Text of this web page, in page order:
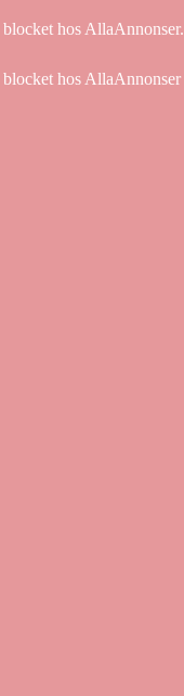
hos AllaAnnonser.
hos AllaAnnonser